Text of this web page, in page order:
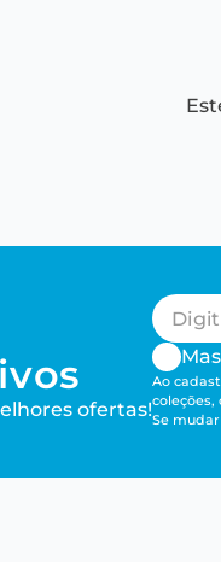
ofertas!
Ao
coleções,
Se